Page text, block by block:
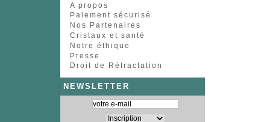
A propos
Paiement sécurisé
Nos Partenaires
Cristaux et santé
Notre éthique
Presse
Droit de Rétractation
NEWSLETTER